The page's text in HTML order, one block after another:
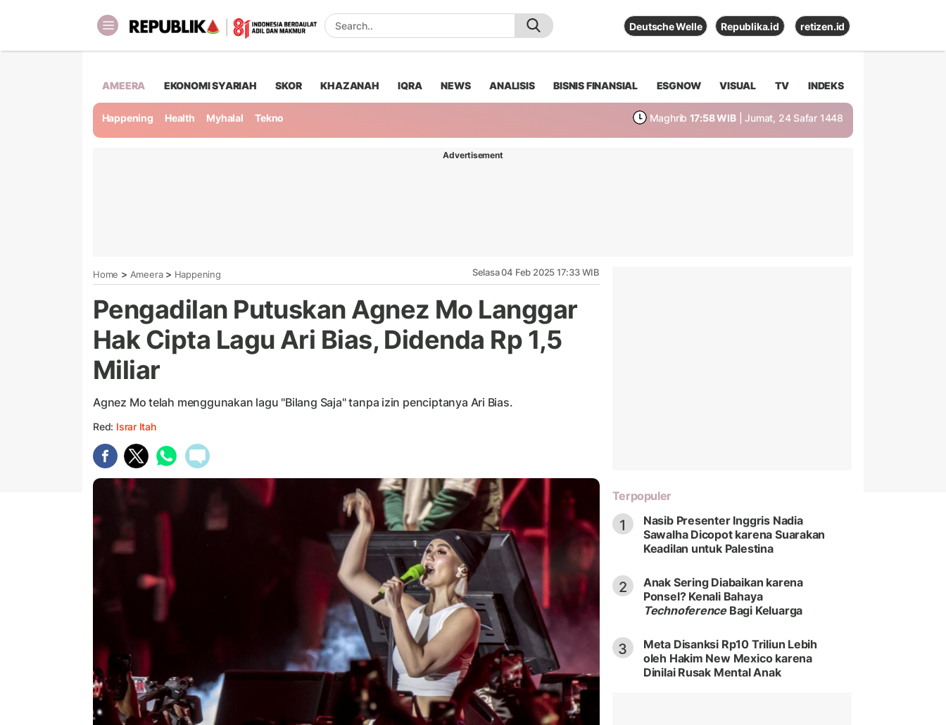
Deutsche Welle Republika.id retizen.id
AMEERA EKONOMI SYARIAH SKOR KHAZANAH IQRA NEWS ANALISIS BISNIS FINANSIAL ESGNOW VISUAL TV INDEKS
Happening Health Myhalal Tekno Maghrib 17:58 WIB | Jumat, 24 Safar 1448
Advertisement
Home > Ameera> Happening Selasa 04 Feb 2025 17:33 WIB
Pengadilan Putuskan Agnez Mo Langgar
Hak Cipta Lagu Ari Bias, Didenda Rp 1,5
Miliar
Agnez Mo telah menggunakan lagu "Bilang Saja" tanpa izin penciptanya Ari Bias.
Red: Israr Itah
Terpopuler
1
Nasib Presenter Inggris Nadia
Sawalha Dicopot karena Suarakan
Keadilan untuk Palestina
2
Anak Sering Diabaikan karena
Ponsel? Kenali Bahaya
TechnoferenceBagi Keluarga
3
Meta Disanksi Rp10 Triliun Lebih
oleh Hakim New Mexico karena
Dinilai Rusak Mental Anak